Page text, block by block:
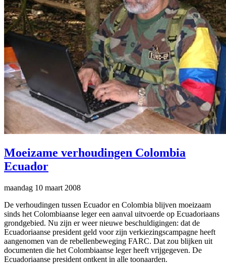
Moeizame verhoudingen Colombia
Ecuador
maandag 10 maart 2008
De verhoudingen tussen Ecuador en Colombia blijven moeizaam
sinds het Colombiaanse leger een aanval uitvoerde op Ecuadoriaans
grondgebied. Nu zijn er weer nieuwe beschuldigingen: dat de
Ecuadoriaanse president geld voor zijn verkiezingscampagne heeft
aangenomen van de rebellenbeweging FARC. Dat zou blijken uit
documenten die het Colombiaanse leger heeft vrijgegeven. De
Ecuadoriaanse president ontkent in alle toonaarden.